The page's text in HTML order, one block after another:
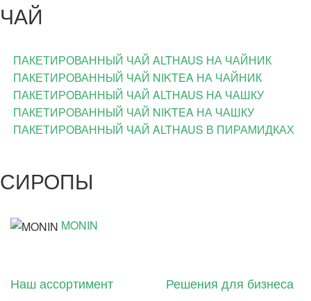
ЧАЙ
ПАКЕТИРОВАННЫЙ ЧАЙ ALTHAUS НА ЧАЙНИК
ПАКЕТИРОВАННЫЙ ЧАЙ NIKTEA НА ЧАЙНИК
ПАКЕТИРОВАННЫЙ ЧАЙ ALTHAUS НА ЧАШКУ
ПАКЕТИРОВАННЫЙ ЧАЙ NIKTEA НА ЧАШКУ
ПАКЕТИРОВАННЫЙ ЧАЙ ALTHAUS В ПИРАМИДКАХ
СИРОПЫ
MONIN
Наш ассортимент Решения для бизнеса